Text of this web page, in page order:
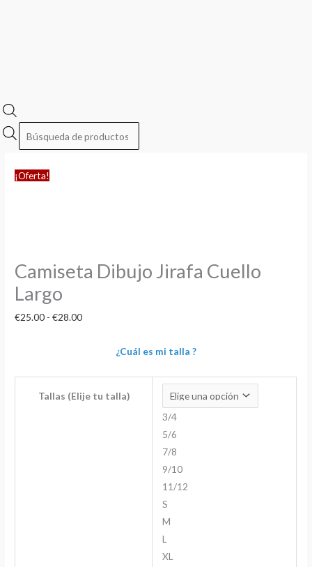
¡Oferta!
Camiseta Dibujo Jirafa Cuello
Largo
€25.00 - €28.00
¿Cuál es mi talla ?
Tallas (Elije tu talla)
3/4
5/6
7/8
9/10
11/12
S
M
L
XL